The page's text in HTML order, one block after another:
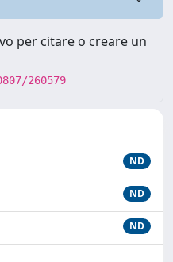
per citare o creare un
260579
ND
ND
ND